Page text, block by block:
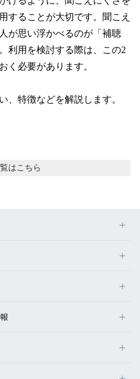
することが大切です。聞こえ
が思い浮かべるのが「補聴
利用を検討する際は、この2
く必要があります。
、特徴などを解説します。
はこちら
て
ビス